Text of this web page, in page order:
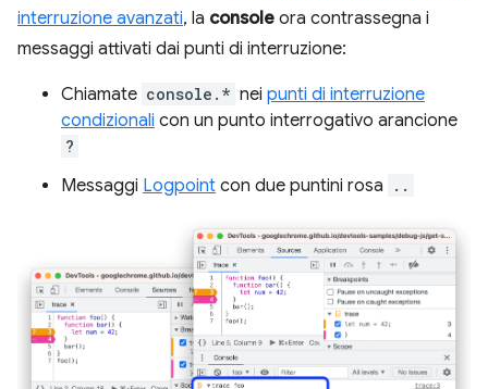
interruzione avanzati, la console ora contrassegna i
messaggi attivati dai punti di interruzione:
Chiamate console.* nei punti di interruzione
condizionali con un punto interrogativo arancione
?
Messaggi Logpoint con due puntini rosa ..